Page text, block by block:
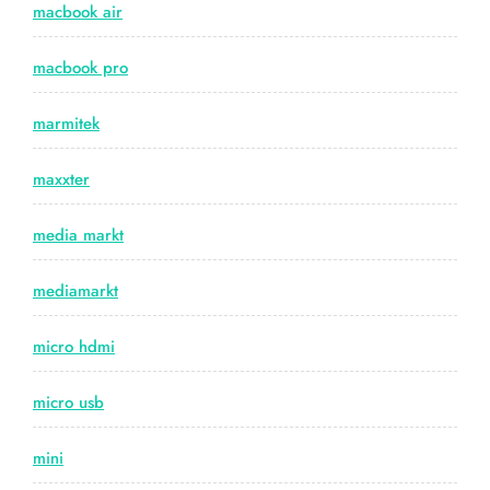
macbook air
macbook pro
marmitek
maxxter
media markt
mediamarkt
micro hdmi
micro usb
mini